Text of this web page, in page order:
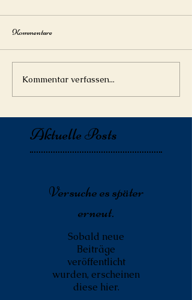
Aktuelle Posts
Kommentare
Kommentar verfassen...
Versuche es später
erneut.
Sobald neue
Beiträge
veröffentlicht
wurden, erscheinen
diese hier.